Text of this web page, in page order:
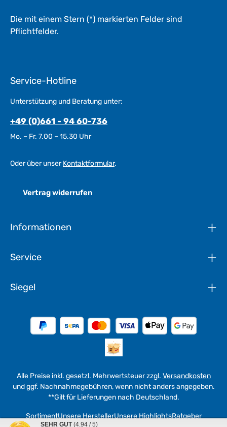
Die mit einem Stern (*) markierten Felder sind
Pflichtfelder.
Service-Hotline
Unterstützung und Beratung unter:
+49 (0)661 - 94 60-736
Mo. – Fr. 7.00 – 15.30 Uhr
Oder über unserKontaktformular.
Vertrag widerrufen
Informationen
Service
Siegel
Alle Preise inkl. gesetzl. Mehrwertsteuer zzgl. Versandkosten
und ggf. Nachnahmegebühren, wenn nicht anders angegeben.
**Gilt für Lieferungen nach Deutschland.
SortimentUnsere HerstellerUnsere HighlightsRatgeber
SEHR GUT (4.94 / 5)